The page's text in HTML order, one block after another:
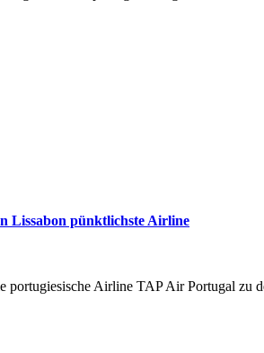
Lissabon pünktlichste Airline
Airline TAP Air Portugal zu